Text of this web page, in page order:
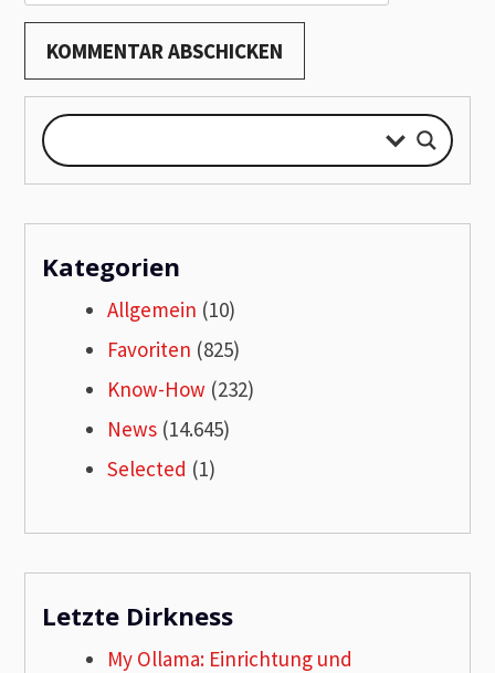
Kategorien
Allgemein (10)
Favoriten (825)
Know-How (232)
News (14.645)
Selected (1)
Letzte Dirkness
My Ollama: Einrichtung und